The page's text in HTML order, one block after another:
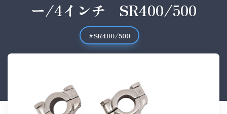
ー/4インチ SR400/500
#SR400/500